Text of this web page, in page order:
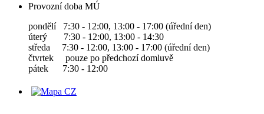
Provozní doba MÚ
pondělí 7:30 - 12:00, 13:00 - 17:00 (úřední den)
úterý 7:30 - 12:00, 13:00 - 14:30
středa 7:30 - 12:00, 13:00 - 17:00 (úřední den)
čtvrtek pouze po předchozí domluvě
pátek 7:30 - 12:00